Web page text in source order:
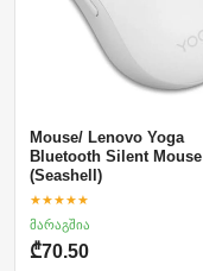
Mouse/ Lenovo Yoga
Bluetooth Silent Mouse
(Seashell)
★★★★★
მარაგშია
₾70.50